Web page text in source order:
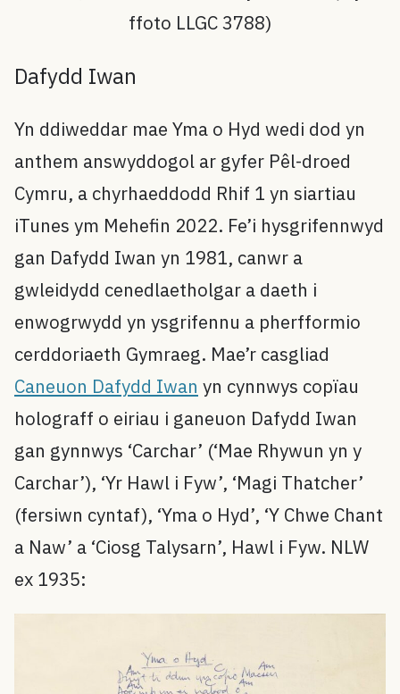
ffoto LLGC 3788)
Dafydd Iwan
Yn ddiweddar mae Yma o Hyd wedi dod yn
anthem answyddogol ar gyfer Pêl-droed
Cymru, a chyrhaeddodd Rhif 1 yn siartiau
iTunes ym Mehefin 2022. Fe’i hysgrifennwyd
gan Dafydd Iwan yn 1981, canwr a
gwleidydd cenedlaetholgar a daeth i
enwogrwydd yn ysgrifennu a pherfformio
cerddoriaeth Gymraeg. Mae’r casgliad
Caneuon Dafydd Iwan yn cynnwys copïau
holograff o eiriau i ganeuon Dafydd Iwan
gan gynnwys ‘Carchar’ (‘Mae Rhywun yn y
Carchar’), ‘Yr Hawl i Fyw’, ‘Magi Thatcher’
(fersiwn cyntaf), ‘Yma o Hyd’, ‘Y Chwe Chant
a Naw’ a ‘Ciosg Talysarn’, Hawl i Fyw. NLW
ex 1935: